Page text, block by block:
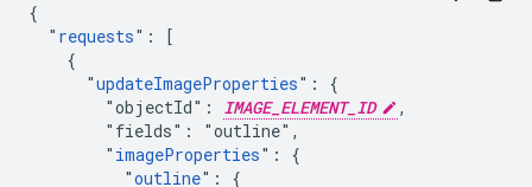
{
  "
requests": [
    {
      "
updateImageProperties": {
        "objectId":
IMAGE_ELEMENT_ID
,
        "fields": "outline",
        "
imageProperties": {
          "
outline": {